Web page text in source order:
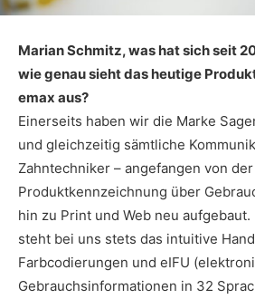
Marian Schmitz, was hat sich seit
wie genau sieht das heutige
emax aus?
Einerseits haben wir die Marke
und gleichzeitig sämtliche
Zahntechniker – angefangen von der
Produktkennzeichnung über
hin zu Print und Web neu
steht bei uns stets das intuitive
Farbcodierungen und eIFU
Gebrauchsinformationen in 32